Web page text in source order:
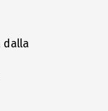
dalla